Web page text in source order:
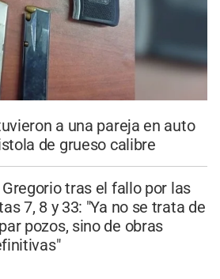
a una pareja en auto
de grueso calibre
Gregorio tras el fallo por las
7, 8 y 33: "Ya no se trata de
pozos, sino de obras